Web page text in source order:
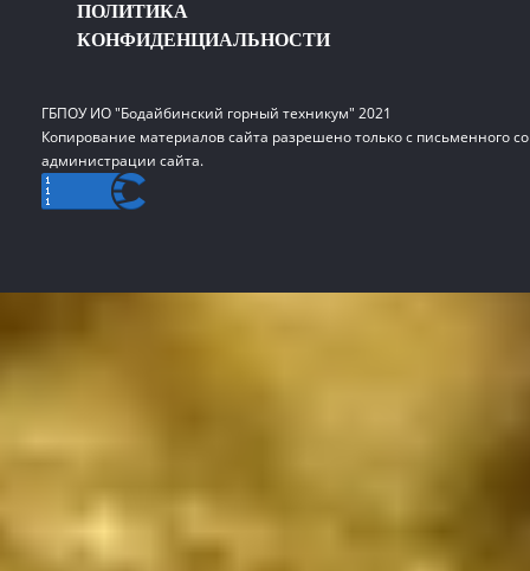
ПОЛИТИКА
КОНФИДЕНЦИАЛЬНОСТИ
ГБПОУ ИО "Бодайбинский горный техникум" 2021
Копирование материалов сайта разрешено только с письменного
администрации сайта.